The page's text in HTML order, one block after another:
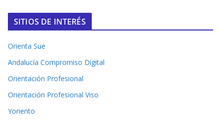
SITIOS DE INTERÉS
Orienta Sue
Andalucía Compromiso Digital
Orientación Profesional
Orientación Profesional Viso
Yoriento